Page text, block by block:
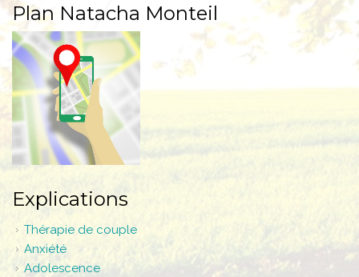
Plan Natacha Monteil
Explications
Thérapie de couple
Anxiété
Adolescence